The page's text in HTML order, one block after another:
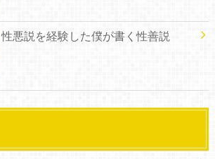
性悪説を経験した僕が書く性善説